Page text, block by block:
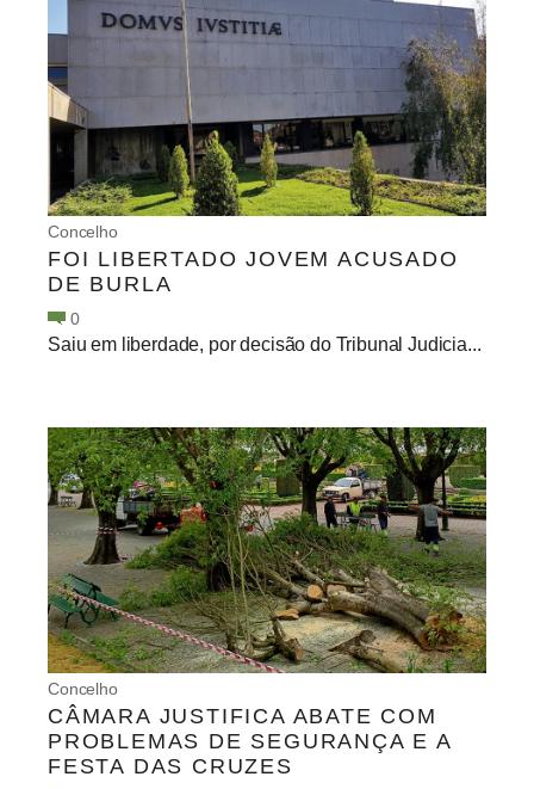
Concelho
FOI LIBERTADO JOVEM ACUSADO
DE BURLA
0
Saiu em liberdade, por decisão do Tribunal Judicia...
Concelho
CÂMARA JUSTIFICA ABATE COM
PROBLEMAS DE SEGURANÇA E A
FESTA DAS CRUZES